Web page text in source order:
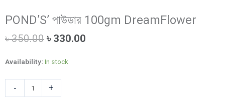
POND’S’ পাউডার 100gm DreamFlower
৳350.00 Original
was:
৳ 330.00
Availability: In stock
-
পাউডার
+